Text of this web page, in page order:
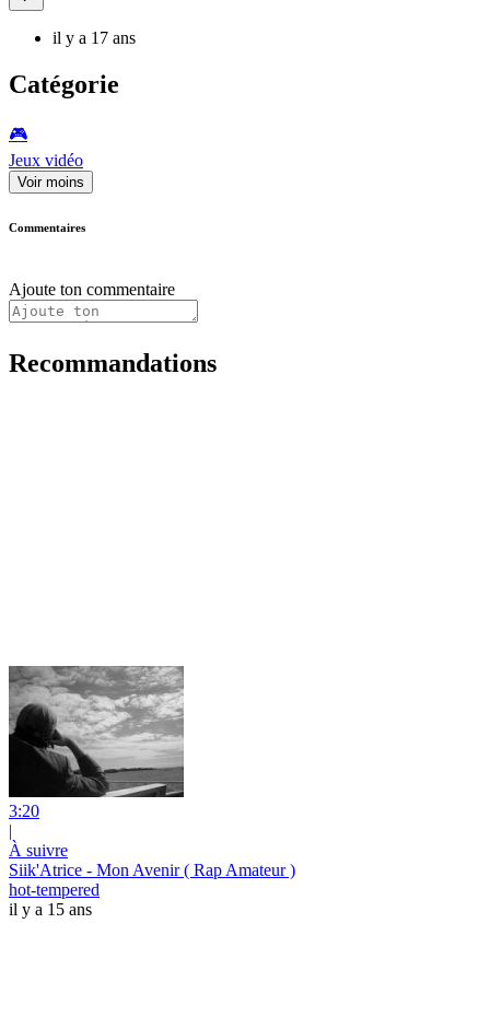
il y a 17 ans
Catégorie
🎮️
Jeux vidéo
Voir moins
Commentaires
Ajoute ton commentaire
Recommandations
3:20
|
À suivre
Siik'Atrice - Mon Avenir ( Rap Amateur )
hot-tempered
il y a 15 ans